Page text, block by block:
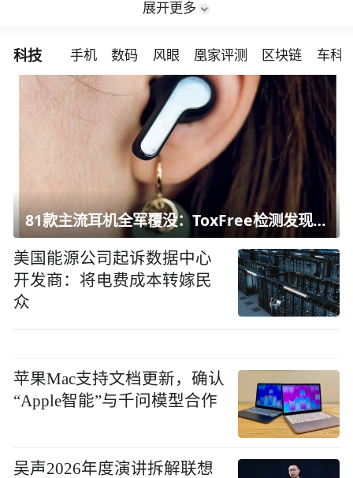
展开更多
科技 手机 数码 风眼 凰家评测 区块链 车科
81款主流耳机全军覆没：ToxFree检测发现均含对人体有害化学物质
美国能源公司起诉数据中心
开发商：将电费成本转嫁民
众
苹果Mac支持文档更新，确认
“Apple智能”与千问模型合作
吴声2026年度演讲拆解联想